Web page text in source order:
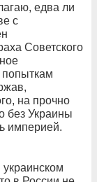
едва ли
с
Советского
на прочно
без Украины
империей.